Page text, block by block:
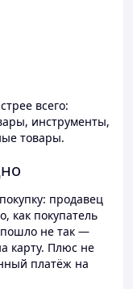
всего:
инструменты,
товары.
продавец
как покупатель
пошло не так —
карту. Плюс не
платёж на